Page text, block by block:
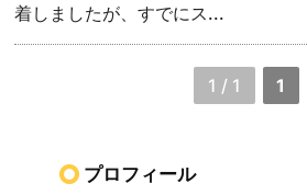
着しましたが、すでにス...
1 / 1 1
プロフィール